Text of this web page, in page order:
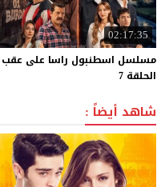
02:17:35
مسلسل اسطنبول راسا على عقب
الحلقة 7
شاهد أيضاً :